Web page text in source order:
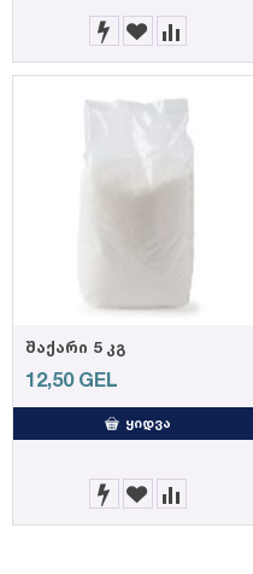
შაქარი 5 კგ
12,50 GEL
ᲧᲘᲓᲕᲐ